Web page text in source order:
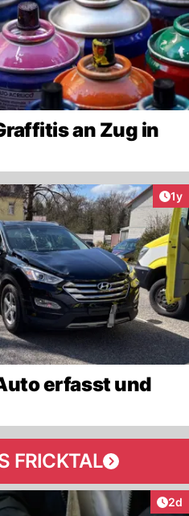
an Zug in
1y
erfasst und
FRICKTAL
2d